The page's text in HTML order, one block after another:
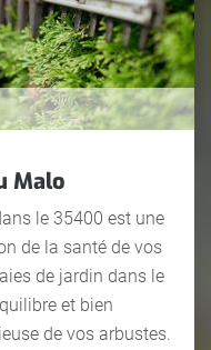
Malo
le 35400 est une
de la santé de vos
de jardin dans le
et bien
de vos arbustes.